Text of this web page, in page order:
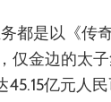
都是以《传
金边的太子
亿元人民